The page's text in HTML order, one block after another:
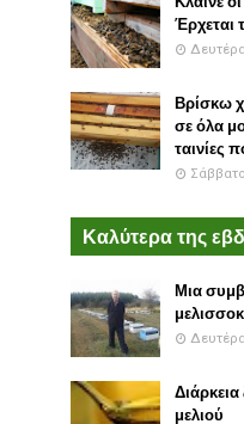
Έρχεται
Βρίσκω
σε όλα
ταινίες
Καλύτερα της
Μια
μελιού